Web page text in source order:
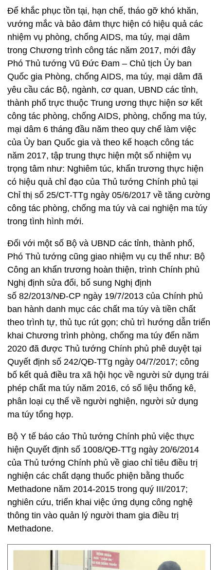
Để khắc phục tồn tại, hạn chế, tháo gỡ khó khăn,
vướng mắc và bảo đảm thực hiện có hiệu quả các
nhiệm vụ phòng, chống AIDS, ma túy, mại dâm
trong Chương trình công tác năm 2017, mới đây
Phó Thủ tướng Vũ Đức Đam – Chủ tịch Ủy ban
Quốc gia Phòng, chống AIDS, ma túy, mại dâm đã
yêu cầu các Bộ, ngành, cơ quan, UBND các tỉnh,
thành phố trực thuộc Trung ương thực hiện sơ kết
công tác phòng, chống AIDS, phòng, chống ma túy,
mại dâm 6 tháng đầu năm theo quy chế làm việc
của Ủy ban Quốc gia và theo kế hoạch công tác
năm 2017, tập trung thực hiện một số nhiệm vụ
trọng tâm như: Nghiêm túc, khẩn trương thực hiện
có hiệu quả chỉ đạo của Thủ tướng Chính phủ tại
Chỉ thị số 25/CT-TTg ngày 05/6/2017 về tăng cường
công tác phòng, chống ma túy và cai nghiện ma túy
trong tình hình mới.
Đối với một số Bộ và UBND các tỉnh, thành phố,
Phó Thủ tướng cũng giao nhiệm vụ cụ thể như: Bộ
Công an khẩn trương hoàn thiện, trình Chính phủ
Nghị định sửa đổi, bổ sung Nghị định
số 82/2013/NĐ-CP ngày 19/7/2013 của Chính phủ
ban hành danh mục các chất ma túy và tiền chất
theo trình tự, thủ tục rút gọn; chủ trì hướng dẫn triển
khai Chương trình phòng, chống ma túy đến năm
2020 đã được Thủ tướng Chính phủ phê duyệt tại
Quyết định số 242/QĐ-TTg ngày 04/7/2017; công
bố kết quả điều tra xã hội học về người sử dụng trái
phép chất ma túy năm 2016, có số liệu thống kê,
phân loại cụ thể về người nghiện, người sử dụng
ma túy tổng hợp.
Bộ Y tế báo cáo Thủ tướng Chính phủ việc thực
hiện Quyết định số 1008/QĐ-TTg ngày 20/6/2014
của Thủ tướng Chính phủ về giao chỉ tiêu điều trị
nghiện các chất dạng thuốc phiện bằng thuốc
Methadone năm 2014-2015 trong quý III/2017;
nghiên cứu, triển khai việc ứng dụng công nghệ
thông tin vào quản lý người tham gia điều trị
Methadone.